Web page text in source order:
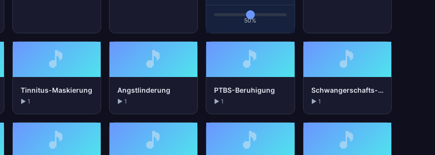
50%
🎵
Tinnitus-Maskierung
▶ 1
🎵
Angstlinderung
▶ 1
🎵
PTBS-Beruhigung
▶ 1
🎵
Schwangerschafts-Entspannung
▶ 1
🎵 🎵 🎵 🎵